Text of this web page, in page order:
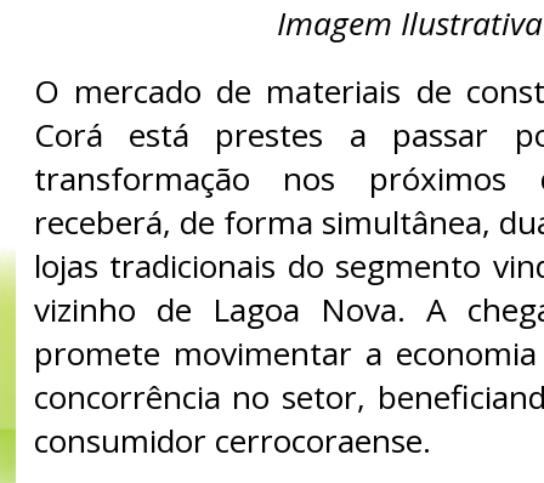
Imagem Ilustrativa
O mercado de materiais de
Corá está prestes a passar
transformação nos próximos
receberá, de forma simultânea,
lojas tradicionais do segmento
vizinho de Lagoa Nova. A
promete movimentar a
concorrência no setor,
consumidor cerrocoraense.